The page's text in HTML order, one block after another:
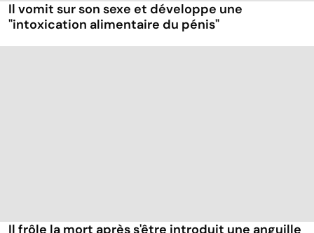
Il vomit sur son sexe et développe une
"intoxication alimentaire du pénis"